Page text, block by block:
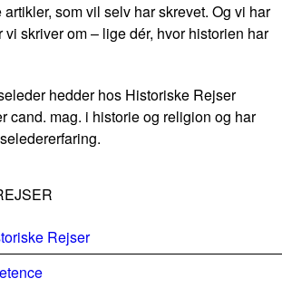
som vil selv har skrevet. Og vi har
skriver om – lige dér, hvor historien har
hedder hos Historiske Rejser
cand. mag. i historie og religion og har
Rejser